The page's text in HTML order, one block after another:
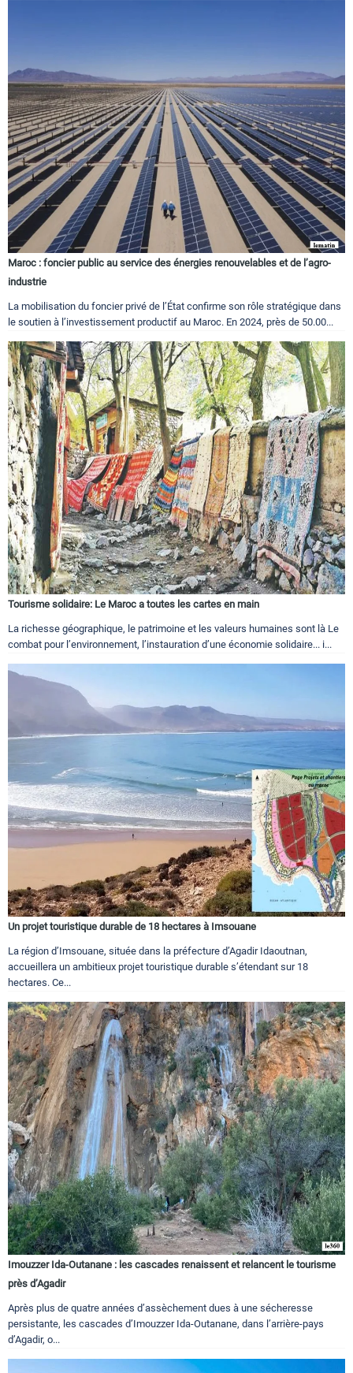
Maroc : foncier public au service des énergies renouvelables et de l’agro-
industrie
La mobilisation du foncier privé de l’État confirme son rôle stratégique dans
le soutien à l’investissement productif au Maroc. En 2024, près de 50.00...
Tourisme solidaire: Le Maroc a toutes les cartes en main
La richesse géographique, le patrimoine et les valeurs humaines sont là Le
combat pour l’environnement, l’instauration d’une économie solidaire... i...
Un projet touristique durable de 18 hectares à Imsouane
La région d’Imsouane, située dans la préfecture d’Agadir Idaoutnan,
accueillera un ambitieux projet touristique durable s’étendant sur 18
hectares. Ce...
Imouzzer Ida-Outanane : les cascades renaissent et relancent le tourisme
près d’Agadir
Après plus de quatre années d’assèchement dues à une sécheresse
persistante, les cascades d’Imouzzer Ida-Outanane, dans l’arrière-pays
d’Agadir, o...